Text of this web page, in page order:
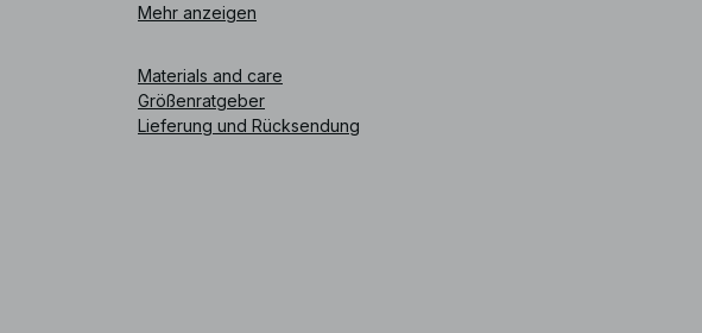
Mehr anzeigen
Materials and care
Größenratgeber
Lieferung und Rücksendung